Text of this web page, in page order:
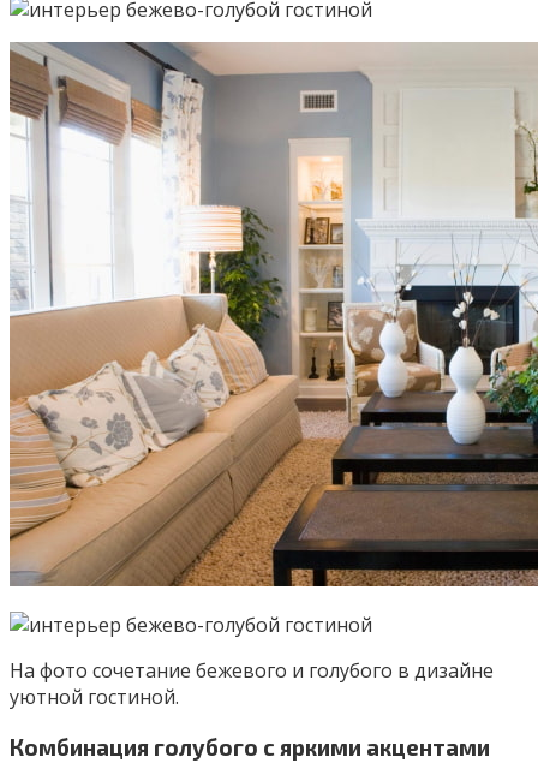
На фото сочетание бежевого и голубого в дизайне
уютной гостиной.
Комбинация голубого с яркими акцентами